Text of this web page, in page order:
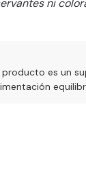
ni
producto es un